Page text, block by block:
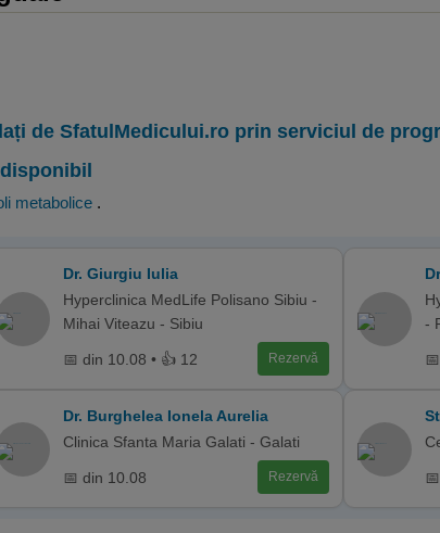
de SfatulMedicului.ro prin serviciul de
metabolice .
Dr. Giurgiu Iulia
Hyperclinica MedLife Polisano Sibiu -
Mihai Viteazu - Sibiu
📅 din 10.08 • 👍 12 Rezervă
-
Dr. Burghelea Ionela Aurelia
Clinica Sfanta Maria Galati - Galati
📅 din 10.08 Rezervă